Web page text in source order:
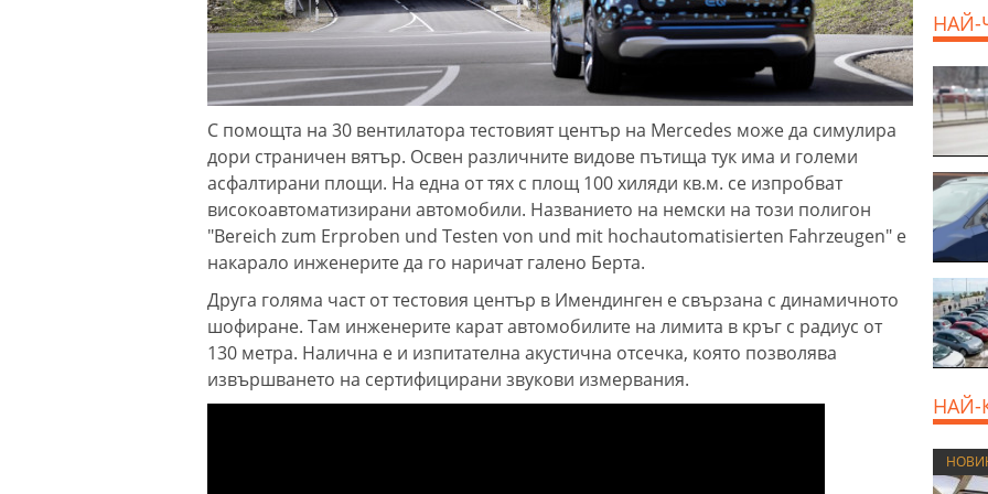
С помощта на 30 вентилатора тестовият център на Mercedes може да симулира
дори страничен вятър. Освен различните видове пътища тук има и големи
асфалтирани площи. На една от тях с площ 100 хиляди кв.м. се изпробват
високоавтоматизирани автомобили. Названието на немски на този полигон
"Bereich zum Erproben und Testen von und mit hochautomatisierten Fahrzeugen" е
накарало инженерите да го наричат галено Берта.
Друга голяма част от тестовия център в Имендинген е свързана с динамичното
шофиране. Там инженерите карат автомобилите на лимита в кръг с радиус от
130 метра. Налична е и изпитателна акустична отсечка, която позволява
извършването на сертифицирани звукови измервания.
НАЙ-
НАЙ-